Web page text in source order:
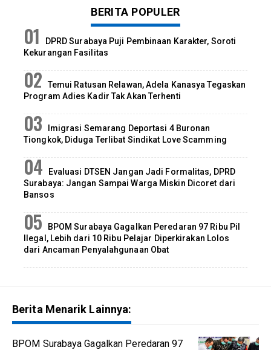
BERITA POPULER
DPRD Surabaya Puji Pembinaan Karakter, Soroti
Kekurangan Fasilitas
Temui Ratusan Relawan, Adela Kanasya Tegaskan
Program Adies Kadir Tak Akan Terhenti
Imigrasi Semarang Deportasi 4 Buronan
Tiongkok, Diduga Terlibat Sindikat Love Scamming
Evaluasi DTSEN Jangan Jadi Formalitas, DPRD
Surabaya: Jangan Sampai Warga Miskin Dicoret dari
Bansos
BPOM Surabaya Gagalkan Peredaran 97 Ribu Pil
Ilegal, Lebih dari 10 Ribu Pelajar Diperkirakan Lolos
dari Ancaman Penyalahgunaan Obat
Berita Menarik Lainnya:
BPOM Surabaya Gagalkan Peredaran 97